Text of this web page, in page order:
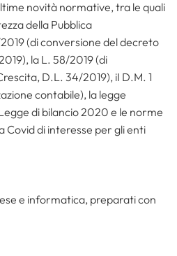
novità normative, tra le quali
della Pubblica
(di conversione del decreto
la L. 58/2019 (di
D.L. 34/2019), iI D.M. 1
contabile), la legge
di bilancio 2020 e le norme
Covid di interesse per gli enti
e informatica, preparati con